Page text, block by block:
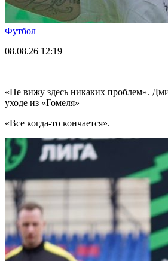
Футбол
08.08.26 12:19
«Не вижу здесь никаких проблем».
уходе из «Гомеля»
«Все когда-то кончается».